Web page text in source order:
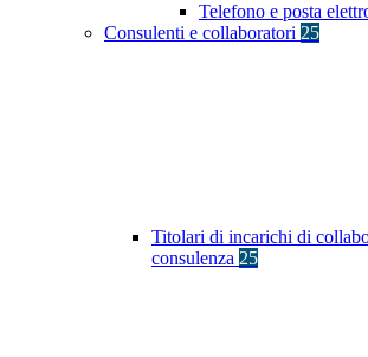
Telefono e posta
Consulenti e collaboratori 25
Titolari di incarichi di
consulenza 25